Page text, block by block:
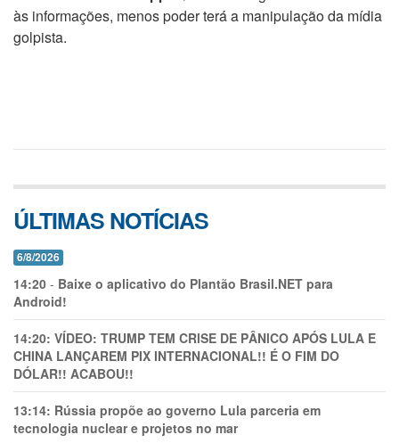
às informações, menos poder terá a manipulação da mídia
golpista.
ÚLTIMAS NOTÍCIAS
6/8/2026
14:20 - Baixe o aplicativo do Plantão Brasil.NET para
Android!
14:20: VÍDEO: TRUMP TEM CRlSE DE PÂNlCO APÓS LULA E
CHINA LANÇAREM PIX INTERNACIONAL!! É O FIM DO
DÓLAR!! ACABOU!!
13:14: Rússia propõe ao governo Lula parceria em
tecnologia nuclear e projetos no mar